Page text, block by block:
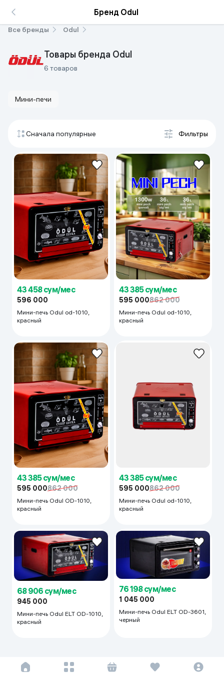
Бренд Odul
Все бренды Odul
Товары бренда Odul
6 товаров
Мини-печи
Сначала популярные Фильтры
43 458 сум/мес
596 000
Мини-печь Odul od-1010,
красный
43 385 сум/мес
595 000862 000
Мини-печь Odul od-1010,
красный
43 385 сум/мес
595 000862 000
Мини-печь Odul OD-1010,
красный
43 385 сум/мес
595 000862 000
Мини-печь Odul od-1010,
красный
68 906 сум/мес
945 000
Мини-печь Odul ELT OD-1010,
красный
76 198 сум/мес
1 045 000
Мини-печь Odul ELT OD-3601,
черный